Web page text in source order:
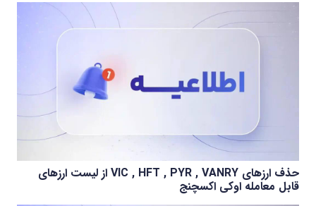
حذف ارزهای VIC , HFT , PYR , VANRY از لیست ارزهای
قابل معامله اوکی اکسچنج